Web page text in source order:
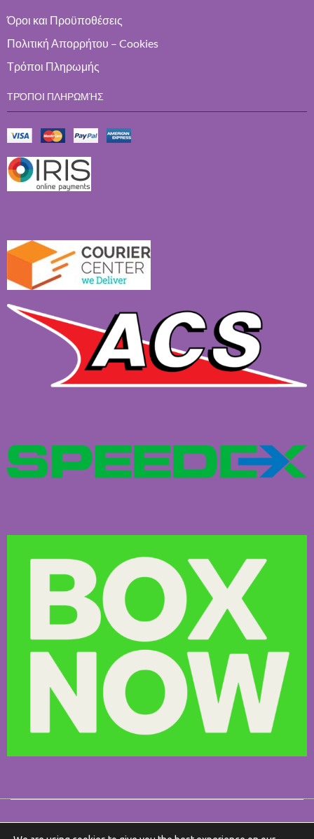
Όροι και Προϋποθέσεις
Πολιτική Απορρήτου – Cookies
Τρόποι Πληρωμής
ΤΡΌΠΟΙ ΠΛΗΡΩΜΉΣ